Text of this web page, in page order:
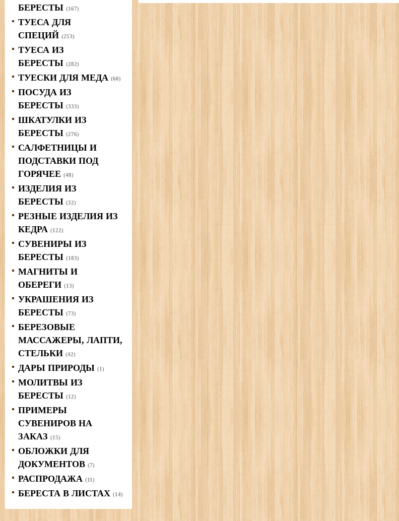
БЕРЕСТЫ (167)
ТУЕСА ДЛЯ
СПЕЦИЙ (253)
ТУЕСА ИЗ
БЕРЕСТЫ (282)
ТУЕСКИ ДЛЯ МЕДА (60)
ПОСУДА ИЗ
БЕРЕСТЫ (333)
ШКАТУЛКИ ИЗ
БЕРЕСТЫ (276)
САЛФЕТНИЦЫ И
ПОДСТАВКИ ПОД
ГОРЯЧЕЕ (48)
ИЗДЕЛИЯ ИЗ
БЕРЕСТЫ (32)
РЕЗНЫЕ ИЗДЕЛИЯ ИЗ
КЕДРА (122)
СУВЕНИРЫ ИЗ
БЕРЕСТЫ (183)
МАГНИТЫ И
ОБЕРЕГИ (13)
УКРАШЕНИЯ ИЗ
БЕРЕСТЫ (73)
БЕРЕЗОВЫЕ
МАССАЖЕРЫ, ЛАПТИ,
СТЕЛЬКИ (42)
ДАРЫ ПРИРОДЫ (1)
МОЛИТВЫ ИЗ
БЕРЕСТЫ (12)
ПРИМЕРЫ
СУВЕНИРОВ НА
ЗАКАЗ (15)
ОБЛОЖКИ ДЛЯ
ДОКУМЕНТОВ (7)
РАСПРОДАЖА (11)
БЕРЕСТА В ЛИСТАХ (14)